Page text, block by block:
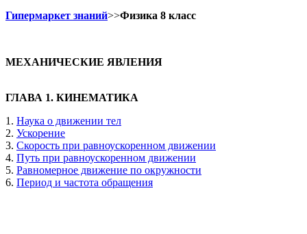
Гипермаркет знаний>>Физика 8 класс
МЕХАНИЧЕСКИЕ ЯВЛЕНИЯ
ГЛАВА 1. КИНЕМАТИКА
1. Наука о движении тел
2. Ускорение
3. Скорость при равноускоренном движении
4. Путь при равноускоренном движении
5. Равномерное движение по окружности
6. Период и частота обращения